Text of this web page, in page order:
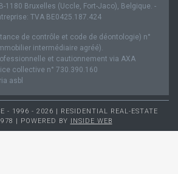
1180 Bruxelles (Uccle, Fort-Jaco), Belgique. -
TVA BE0425.187.424
de contrôle et code de déontologie) n°
intermédiaire agréé).
et cautionnement via AXA
collective n° 730.390.160
asbl
- 1996 - 2026 | RESIDENTIAL REAL-ESTATE
| POWERED BY INSIDE WEB